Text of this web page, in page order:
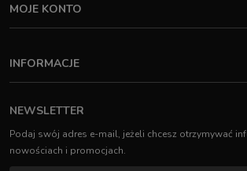
MOJE KONTO
INFORMACJE
NEWSLETTER
Podaj swój adres e-mail, jeżeli chcesz otrzymywać
nowościach i promocjach.